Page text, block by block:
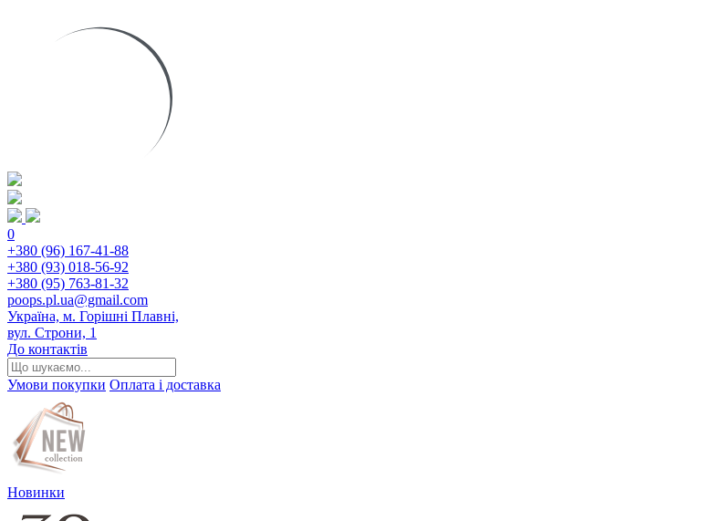
0
+380 (96) 167-41-88
+380 (93) 018-56-92
+380 (95) 763-81-32
poops.pl.ua@gmail.com
Україна, м. Горішні Плавні,
вул. Строни, 1
До контактів
Умови покупки Оплата і доставка
Новинки